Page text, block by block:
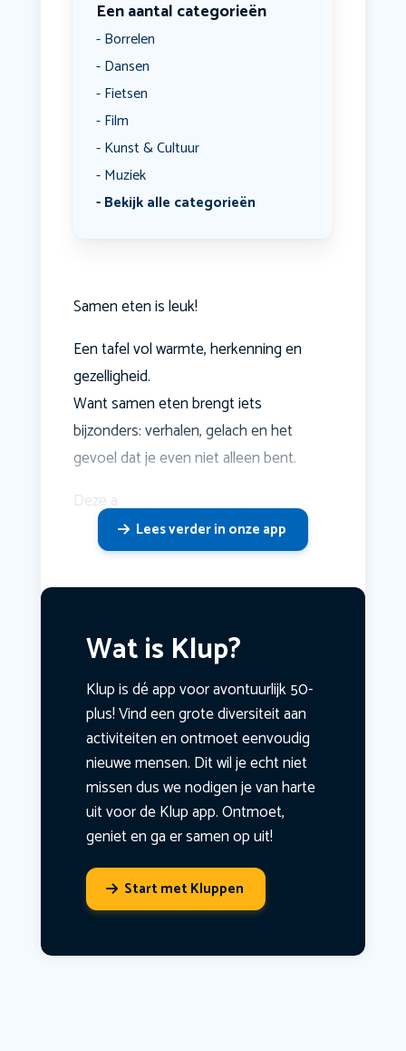
Een aantal categorieën
Borrelen
Dansen
Fietsen
Film
Kunst & Cultuur
Muziek
Bekijk alle categorieën
Samen eten is leuk!
Een tafel vol warmte, herkenning en
gezelligheid.
Want samen eten brengt iets
bijzonders: verhalen, gelach en het
gevoel dat je even niet alleen bent.
Deze a
Lees verder in onze app
Wat is Klup?
Klup is dé app voor avontuurlijk 50-
plus! Vind een grote diversiteit aan
activiteiten en ontmoet eenvoudig
nieuwe mensen. Dit wil je echt niet
missen dus we nodigen je van harte
uit voor de Klup app. Ontmoet,
geniet en ga er samen op uit!
Start met Kluppen